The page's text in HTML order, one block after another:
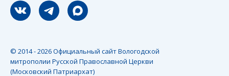
Мы вконтакте
Мы в telegram
Мы в Макс
© 2014 - 2026 Официальный сайт Вологодской
митрополии Русской Православной Церкви
(Московский Патриархат)